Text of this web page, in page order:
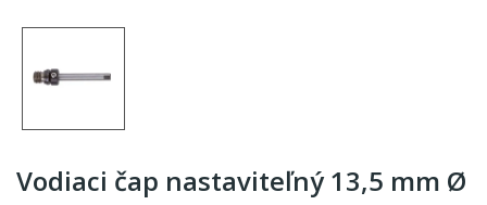
Vodiaci čap nastaviteľný 13,5 mm Ø